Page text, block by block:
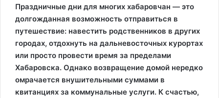
Праздничные дни для многих хабаровчан — это
долгожданная возможность отправиться в
путешествие: навестить родственников в других
городах, отдохнуть на дальневосточных курортах
или просто провести время за пределами
Хабаровска. Однако возвращение домой нередко
омрачается внушительными суммами в
квитанциях за коммунальные услуги. К счастью,